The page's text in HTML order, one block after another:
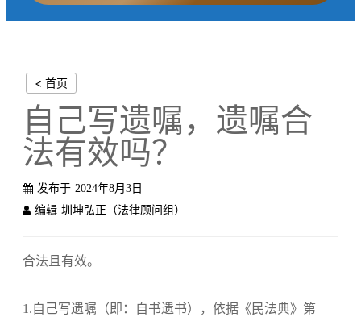
< 首页
自己写遗嘱，遗嘱合
法有效吗？
发布于 2024年8月3日
编辑 圳坤弘正（法律顾问组）
合法且有效。
1.自己写遗嘱（即：自书遗书），依据《民法典》第